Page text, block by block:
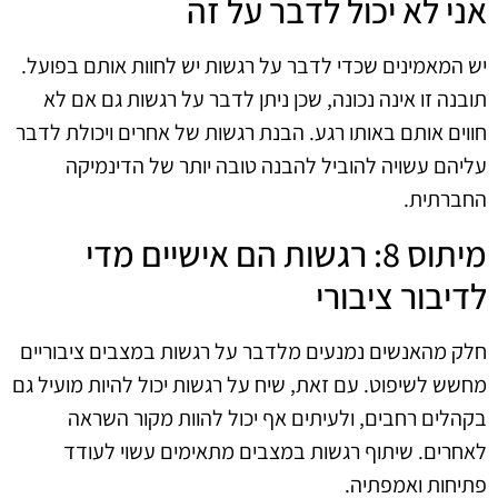
אני לא יכול לדבר על זה
יש המאמינים שכדי לדבר על רגשות יש לחוות אותם בפועל.
תובנה זו אינה נכונה, שכן ניתן לדבר על רגשות גם אם לא
חווים אותם באותו רגע. הבנת רגשות של אחרים ויכולת לדבר
עליהם עשויה להוביל להבנה טובה יותר של הדינמיקה
החברתית.
מיתוס 8: רגשות הם אישיים מדי
לדיבור ציבורי
חלק מהאנשים נמנעים מלדבר על רגשות במצבים ציבוריים
מחשש לשיפוט. עם זאת, שיח על רגשות יכול להיות מועיל גם
בקהלים רחבים, ולעיתים אף יכול להוות מקור השראה
לאחרים. שיתוף רגשות במצבים מתאימים עשוי לעודד
פתיחות ואמפתיה.